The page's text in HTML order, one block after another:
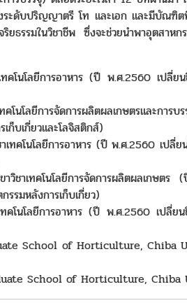
ะดับปริญญาตรี โท และเอก และมีบัณฑิต
มในวิชาชีพ ซึ่งจะช่วยนำพาอุตสาหกรร
โนโลยีการอาหาร (ปี พ.ศ.2560 เปลี่ย
นโลยีการจัดการผลิตผลเกษตรและการ
ก็บเกี่ยวและโลจิสติกส์)
คโนโลยีการอาหาร (ปี พ.ศ.2560 เปลี่ย
าเทคโนโลยีการจัดการผลิตผลเกษต
รมหลังการเก็บเกี่ยว)
นโลยีการอาหาร (ปี พ.ศ.2560 เปลี่ย
School of Horticulture, Chiba
School of Horticulture,